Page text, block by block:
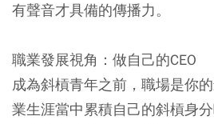
有聲音才具備的傳播力。
職業發展視角：做自己的CEO
成為斜槓青年之前，職場是你
業生涯當中累積自己的斜槓身